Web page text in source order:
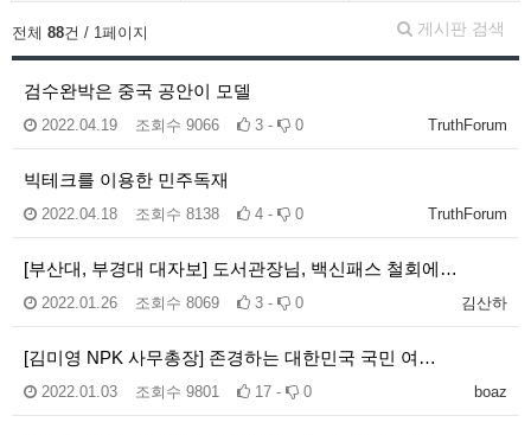
게시판 검색
전체 88건 / 1페이지
검수완박은 중국 공안이 모델
TruthForum
2022.04.19 조회수 9066 3 - 0
빅테크를 이용한 민주독재
TruthForum
2022.04.18 조회수 8138 4 - 0
[부산대, 부경대 대자보] 도서관장님, 백신패스 철회에…
김산하
2022.01.26 조회수 8069 3 - 0
[김미영 NPK 사무총장] 존경하는 대한민국 국민 여…
boaz
2022.01.03 조회수 9801 17 - 0